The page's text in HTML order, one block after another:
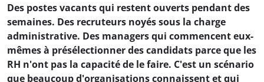
Des postes vacants qui restent ouverts pendant des
semaines. Des recruteurs noyés sous la charge
administrative. Des managers qui commencent eux-
mêmes à présélectionner des candidats parce que les
RH n'ont pas la capacité de le faire. C'est un scénario
que beaucoup d'organisations connaissent et qui